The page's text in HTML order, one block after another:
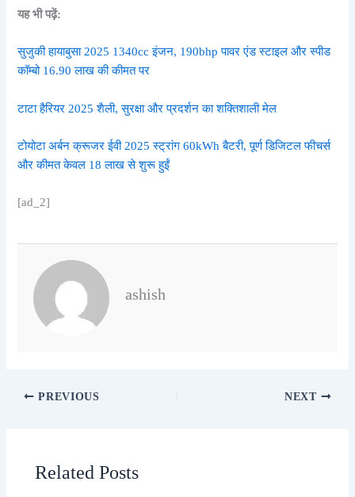
यह भी पढ़ें:
सुजुकी हायाबुसा 2025 1340cc इंजन, 190bhp पावर एंड स्टाइल और स्पीड
कॉम्बो 16.90 लाख की कीमत पर
टाटा हैरियर 2025 शैली, सुरक्षा और प्रदर्शन का शक्तिशाली मेल
टोयोटा अर्बन क्रूजर ईवी 2025 स्ट्रांग 60kWh बैटरी, पूर्ण डिजिटल फीचर्स
और कीमत केवल 18 लाख से शुरू हुईं
[ad_2]
ashish
PREVIOUS NEXT
Related Posts